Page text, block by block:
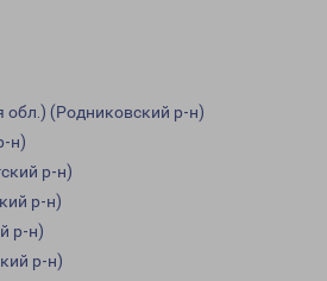
обл.) (Родниковский р-н)
н)
р-н)
р-н)
р-н)
р-н)